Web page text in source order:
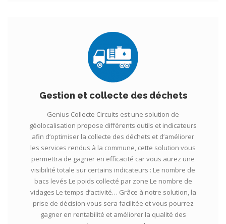
Gestion et collecte des déchets
Genius Collecte Circuits est une solution de
géolocalisation propose différents outils et indicateurs
afin d’optimiser la collecte des déchets et d’améliorer
les services rendus à la commune, cette solution vous
permettra de gagner en efficacité car vous aurez une
visibilité totale sur certains indicateurs : Le nombre de
bacs levés Le poids collecté par zone Le nombre de
vidages Le temps d’activité… Grâce à notre solution, la
prise de décision vous sera facilitée et vous pourrez
gagner en rentabilité et améliorer la qualité des